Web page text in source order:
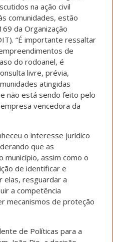
na ação civil
comunidades, estão
da Organização
“É importante ressaltar
de
do rodoanel, é
livre, prévia,
atingidas
não está sendo feito pelo
vencedora da
o interesse jurídico
que as
município, assim como o
de identificar e
elas, resguardar a
a competência
mecanismos de proteção
de Políticas para a